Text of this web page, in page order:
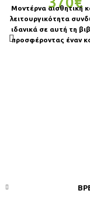
Μοντέρνα αισθητική
λειτουργικότητα
ιδανικά σε αυτή τη
προσφέροντας έναν